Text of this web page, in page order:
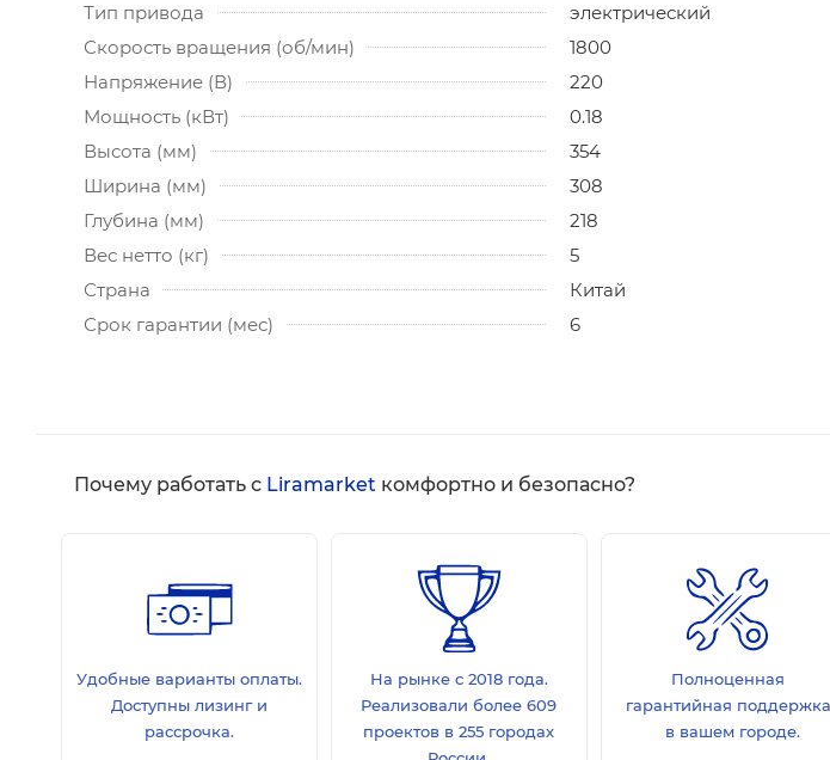
Тип привода
электрический
Скорость вращения (об/мин)
1800
Напряжение (В)
220
Мощность (кВт)
0.18
Высота (мм)
354
Ширина (мм)
308
Глубина (мм)
218
Вес нетто (кг)
5
Страна
Китай
Срок гарантии (мес)
6
Почему работать с Liramarket комфортно и безопасно?
Удобные варианты оплаты.
Доступны лизинг и
рассрочка.
На рынке с 2018 года.
Реализовали более 609
проектов в 255 городах
Полноценная
гарантийная поддержка
в вашем городе.